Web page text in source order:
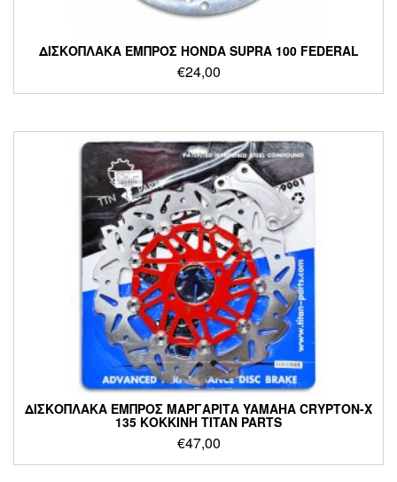
ΔΙΣΚΟΠΛΑΚΑ ΕΜΠΡΟΣ HONDA SUPRA 100 FEDERAL
€24,00
ΔΙΣΚΟΠΛΑΚΑ ΕΜΠΡΟΣ ΜΑΡΓΑΡΙΤΑ YAMAHA CRYPTON-X
135 ΚΟΚΚΙΝΗ TITAN PARTS
€47,00